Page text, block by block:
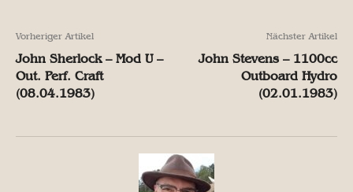
Vorheriger Artikel
John Sherlock – Mod U –
Out. Perf. Craft
(08.04.1983)
Nächster Artikel
John Stevens – 1100cc
Outboard Hydro
(02.01.1983)